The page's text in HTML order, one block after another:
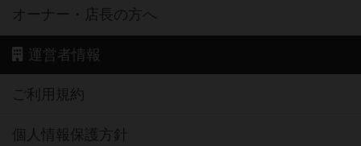
オーナー・店長の方へ
運営者情報
ご利用規約
個人情報保護方針